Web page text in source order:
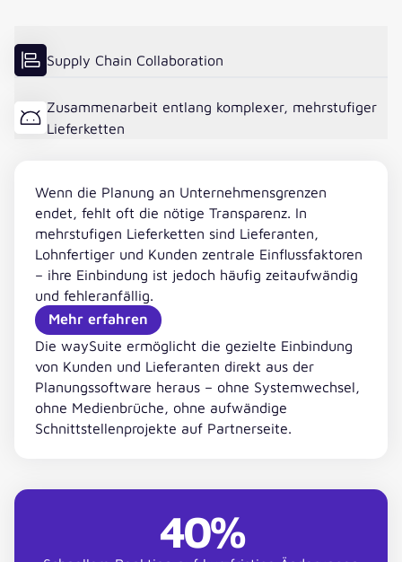
Supply Chain Collaboration
Zusammenarbeit entlang komplexer, mehrstufiger
Lieferketten
Wenn die Planung an Unternehmensgrenzen
endet, fehlt oft die nötige Transparenz. In
mehrstufigen Lieferketten sind Lieferanten,
Lohnfertiger und Kunden zentrale Einflussfaktoren
– ihre Einbindung ist jedoch häufig zeitaufwändig
und fehleranfällig.
Mehr erfahren
Die waySuite ermöglicht die gezielte Einbindung
von Kunden und Lieferanten direkt aus der
Planungssoftware heraus – ohne Systemwechsel,
ohne Medienbrüche, ohne aufwändige
Schnittstellenprojekte auf Partnerseite.
40%